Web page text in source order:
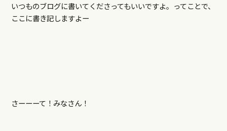
いつものブログに書いてくださってもいいですよ。ってことで、
ここに書き記しますよー
さーーーて！みなさん！